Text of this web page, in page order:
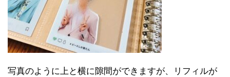
写真のように上と横に隙間ができますが、リフィルが